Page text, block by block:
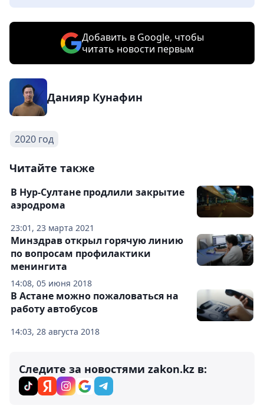
Добавить в Google, чтобы
читать новости первым
Данияр Кунафин
2020 год
Читайте также
23:01, 23 марта 2021
В Нур-Султане продлили закрытие
аэродрома
14:08, 05 июня 2018
Минздрав открыл горячую линию
по вопросам профилактики
менингита
14:03, 28 августа 2018
В Астане можно пожаловаться на
работу автобусов
Следите за новостями zakon.kz в: